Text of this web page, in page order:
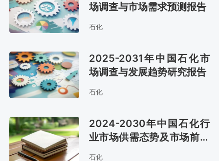
场调查与市场需求预测报告
石化
2025-2031年中国石化市
场调查与发展趋势研究报告
石化
2024-2030年中国石化行
业市场供需态势及市场前景
石化